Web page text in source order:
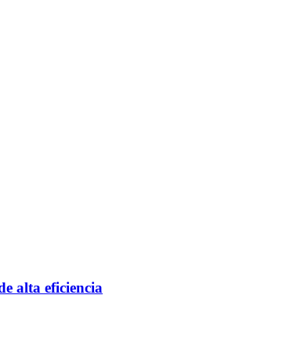
alta eficiencia